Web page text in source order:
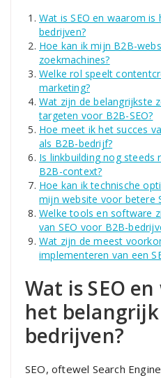
Wat is SEO en waarom
bedrijven?
Hoe kan ik mijn B2B-
zoekmachines?
Welke rol speelt
marketing?
Wat zijn de belangrijkste
targeten voor B2B-SEO?
Hoe meet ik het succes
als B2B-bedrijf?
Is linkbuilding nog steeds
B2B-context?
Hoe kan ik technische
mijn website voor betere
Welke tools en software
van SEO voor B2B-
Wat zijn de meest
implementeren van een
Wat is SEO
het
bedrijven?
SEO, oftewel Search